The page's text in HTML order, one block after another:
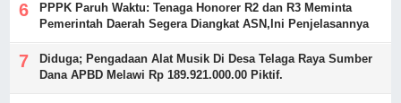
PPPK Paruh Waktu: Tenaga Honorer R2 dan R3 Meminta
Pemerintah Daerah Segera Diangkat ASN,Ini Penjelasannya
Diduga; Pengadaan Alat Musik Di Desa Telaga Raya Sumber
Dana APBD Melawi Rp 189.921.000.00 Piktif.